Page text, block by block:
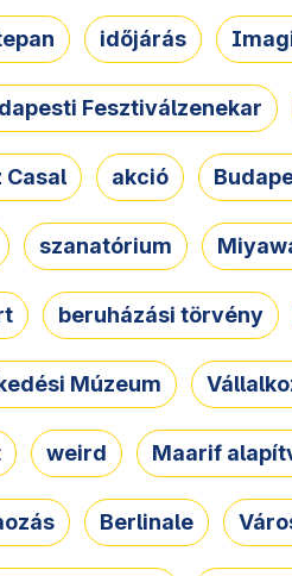
időjárás
Fesztiválzenekar
Casal akció
szanatórium
beruházási törvény
Múzeum
weird Maarif
Berlinale